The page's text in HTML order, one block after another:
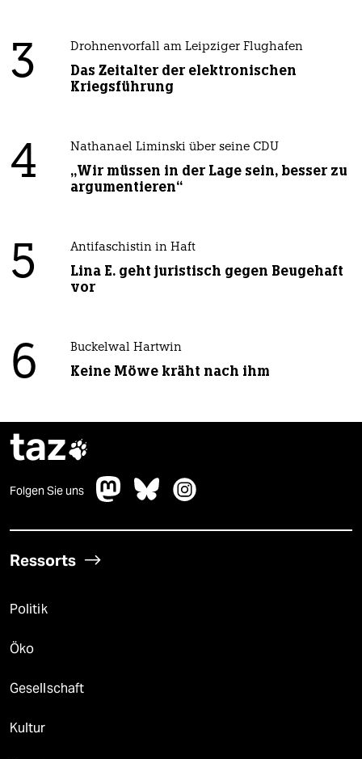
3 Drohnenvorfall am Leipziger Flughafen
Das Zeitalter der elektronischen
Kriegsführung
4 Nathanael Liminski über seine CDU
„Wir müssen in der Lage sein, besser zu
argumentieren“
5 Antifaschistin in Haft
Lina E. geht juristisch gegen Beugehaft
vor
6 Buckelwal Hartwin
Keine Möwe kräht nach ihm
taz
Folgen Sie uns
Ressorts
Politik
Öko
Gesellschaft
Kultur